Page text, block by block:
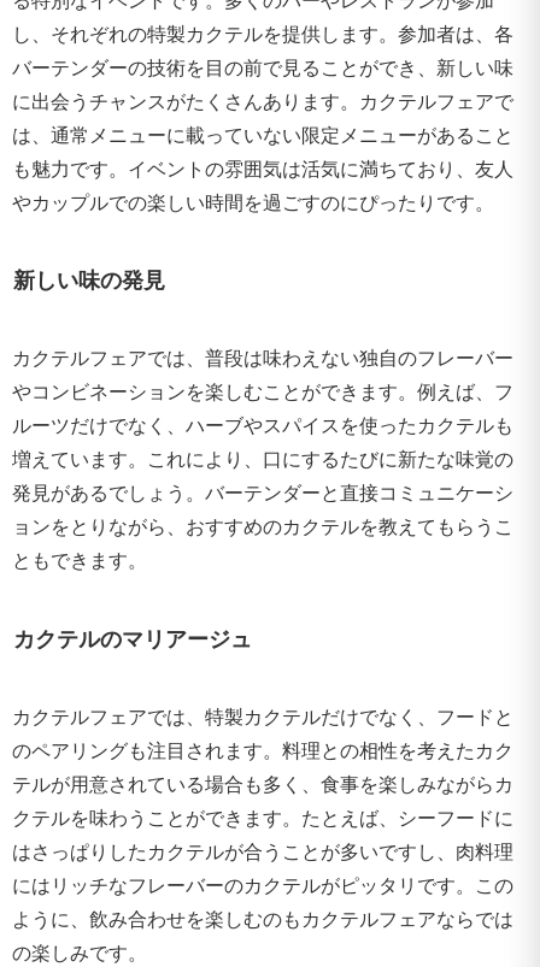
し、それぞれの特製カクテルを提供します。参加者は、各
バーテンダーの技術を目の前で見ることができ、新しい味
に出会うチャンスがたくさんあります。カクテルフェアで
は、通常メニューに載っていない限定メニューがあること
も魅力です。イベントの雰囲気は活気に満ちており、友人
やカップルでの楽しい時間を過ごすのにぴったりです。
新しい味の発見
カクテルフェアでは、普段は味わえない独自のフレーバー
やコンビネーションを楽しむことができます。例えば、フ
ルーツだけでなく、ハーブやスパイスを使ったカクテルも
増えています。これにより、口にするたびに新たな味覚の
発見があるでしょう。バーテンダーと直接コミュニケーシ
ョンをとりながら、おすすめのカクテルを教えてもらうこ
ともできます。
カクテルのマリアージュ
カクテルフェアでは、特製カクテルだけでなく、フードと
のペアリングも注目されます。料理との相性を考えたカク
テルが用意されている場合も多く、食事を楽しみながらカ
クテルを味わうことができます。たとえば、シーフードに
はさっぱりしたカクテルが合うことが多いですし、肉料理
にはリッチなフレーバーのカクテルがピッタリです。この
ように、飲み合わせを楽しむのもカクテルフェアならでは
の楽しみです。